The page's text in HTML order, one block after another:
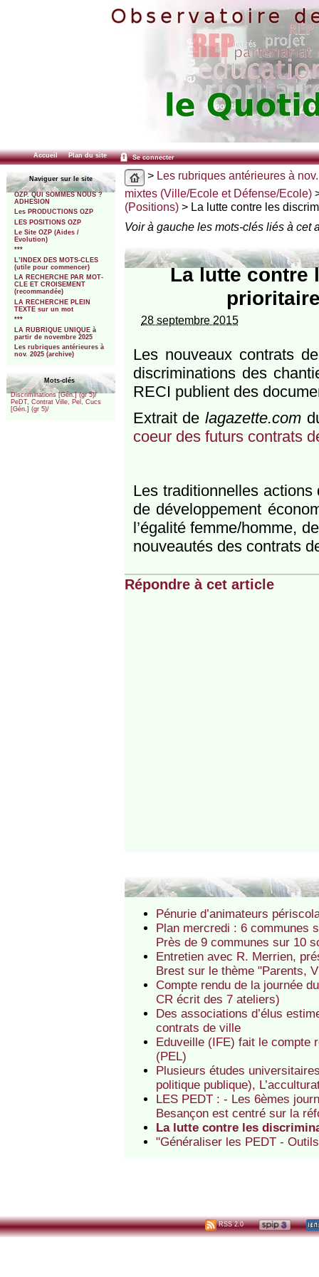
Accueil Plan du site Se connecter
Naviguer sur le site
OZP. QUI SOMMES NOUS ?
ADHESION
Les PRODUCTIONS OZP
LES POSITIONS OZP
Le Site OZP (Aides /
Evolution)
***
L’INDEX DES MOTS-CLES
(utile pour commencer)
LA RECHERCHE PAR MOT-
CLE ET CROISEMENT
(recommandée)
LA RECHERCHE PLEIN
TEXTE sur un mot
***
LA RUBRIQUE UNIQUE à
partir de novembre 2025
Les rubriques antérieures à
nov. 2025 (archive)
Mots-clés
Discriminations [Gén.] (gr 5)/
PeDT, Contrat Ville, Pel, Cucs
[Gén.] (gr 5)/
> Les rubriques antérieures à
mixtes (Ville/Ecole et Défense/Ecole)
(Positions)> La lutte contre les
Voir à gauche les mots-clés liés à cet
La lutte contre
28 septembre 2015
Les nouveaux contrats
discriminations des
RECI publient des
Extrait delagazette.com
coeur des futurs contrats
Les traditionnelles
de développement
l’égalité femme/homme,
nouveautés des contrats
Répondre à cet article
Pénurie d’animateurs
Plan mercredi : 6 communes
Près de 9 communes sur 10
Entretien avec R. Merrien,
Brest sur le thème "Parents,
Compte rendu de la journée
CR écrit des 7 ateliers)
Des associations d’élus
contrats de ville
Eduveille (IFE) fait le compte
(PEL)
Plusieurs études
politique publique),
LES PEDT : - Les 6èmes
Besançon est centré sur la
La lutte contre les
"Généraliser les PEDT -
RSS 2.0